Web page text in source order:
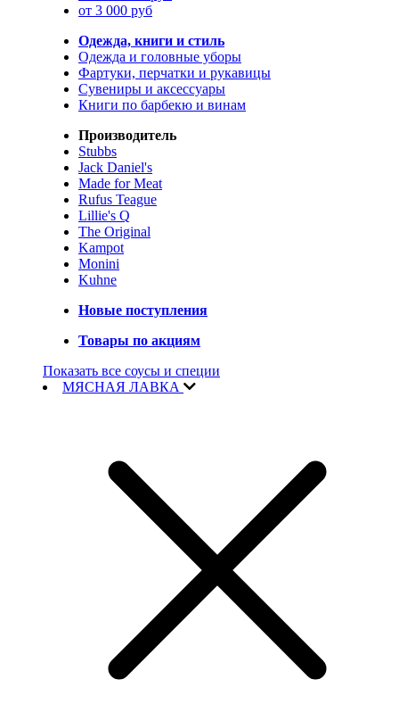
от 3 000 руб
Одежда, книги и стиль
Одежда и головные уборы
Фартуки, перчатки и рукавицы
Сувениры и аксессуары
Книги по барбекю и винам
Производитель
Stubbs
Jack Daniel's
Made for Meat
Rufus Teague
Lillie's Q
The Original
Kampot
Monini
Kuhne
Новые поступления
Товары по акциям
Показать все соусы и специи
МЯСНАЯ ЛАВКА